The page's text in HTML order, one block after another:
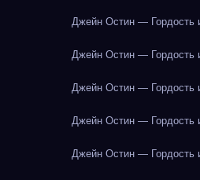
Джейн Остин — Гордость
Джейн Остин — Гордость
Джейн Остин — Гордость
Джейн Остин — Гордость
Джейн Остин — Гордость